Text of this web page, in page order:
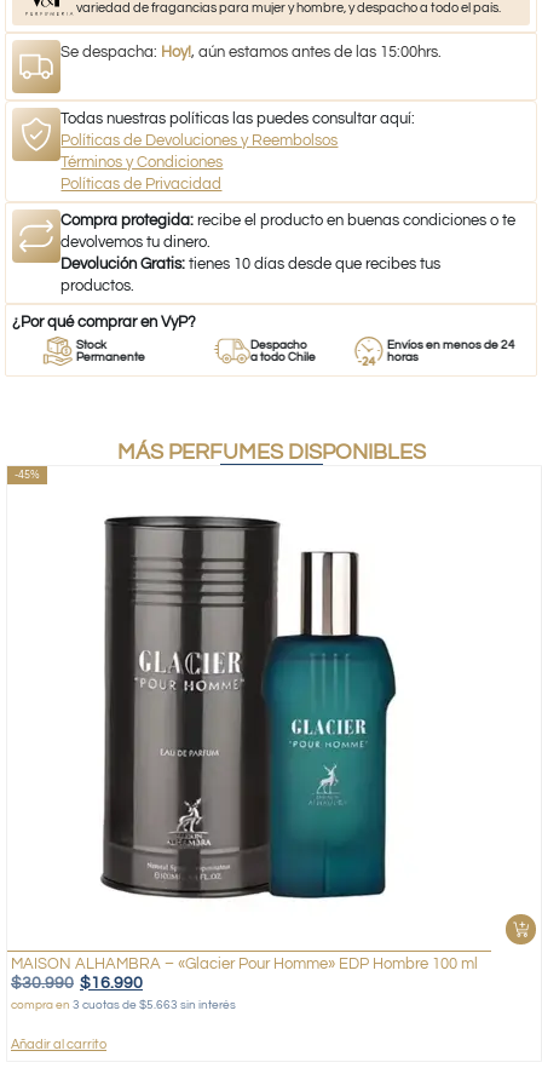
variedad de fragancias para mujer y hombre, y despacho a todo el país.
Se despacha: Hoy!, aún estamos antes de las 15:00hrs.
Todas nuestras políticas las puedes consultar aquí:
Políticas de Devoluciones y Reembolsos
Términos y Condiciones
Políticas de Privacidad
Compra protegida: recibe el producto en buenas condiciones o te
devolvemos tu dinero.
Devolución Gratis: tienes 10 días desde que recibes tus
productos.
¿Por qué comprar en VyP?
Stock
Permanente
Despacho
a todo Chile
Envíos en menos de 24
horas
MÁS PERFUMES DISPONIBLES
-45%
MAISON ALHAMBRA – «Glacier Pour Homme» EDP Hombre 100 ml
$30.990 $16.990
compra en 3 cuotas de $5.663 sin interés
Añadir al carrito